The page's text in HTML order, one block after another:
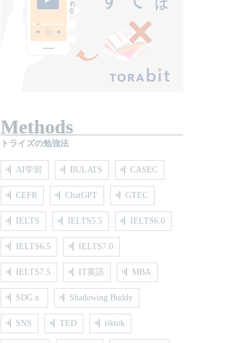
Methods
トライズの勉強法
AI学習 BULATS CASEC
CEFR ChatGPT GTEC
IELTS IELTS5.5 IELTS6.0
IELTS6.5 IELTS7.0
IELTS7.5 IT英語 MBA
SDGｓ Shadowing Buddy
SNS TED tiktok